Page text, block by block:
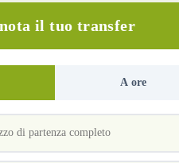
il tuo transfer
A ore